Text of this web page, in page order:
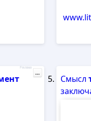
Реклама
...
Смысл